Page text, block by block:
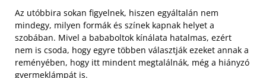
Az utóbbira sokan figyelnek, hiszen egyáltalán nem
mindegy, milyen formák és színek kapnak helyet a
szobában. Mivel a bababoltok kínálata hatalmas, ezért
nem is csoda, hogy egyre többen választják ezeket annak a
reményében, hogy itt mindent megtalálnák, még a hiányzó
gyermeklámpát is.